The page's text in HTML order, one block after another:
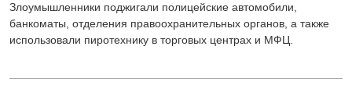
Злоумышленники поджигали полицейские автомобили,
банкоматы, отделения правоохранительных органов, а также
использовали пиротехнику в торговых центрах и МФЦ.